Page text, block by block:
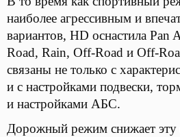
наиболее агрессивным и
вариантов, HD оснастила Pan
Road, Rain, Off-Road и Off-
связаны не только с
и с настройками подвески,
и настройками АБС.
Дорожный режим снижает эту